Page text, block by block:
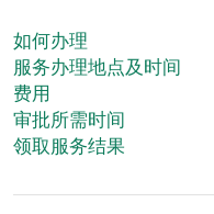
如何办理
服务办理地点及时间
费用
审批所需时间
领取服务结果